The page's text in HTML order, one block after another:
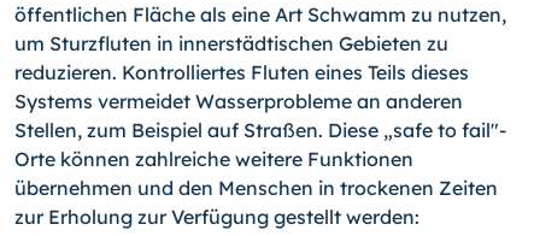
öffentlichen Fläche als eine Art Schwamm zu nutzen,
um Sturzfluten in innerstädtischen Gebieten zu
reduzieren. Kontrolliertes Fluten eines Teils dieses
Systems vermeidet Wasserprobleme an anderen
Stellen, zum Beispiel auf Straßen. Diese „safe to fail"-
Orte können zahlreiche weitere Funktionen
übernehmen und den Menschen in trockenen Zeiten
zur Erholung zur Verfügung gestellt werden: